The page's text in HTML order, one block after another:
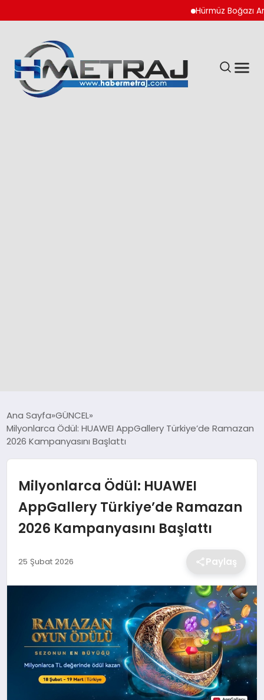
Hürmüz Boğazı
SPOR
DÜNYA
SİYASET
MAGAZİN
TEKNOLOJİ
SAĞLIK
Ana Sayfa GÜNCEL
Milyonlarca Ödül: HUAWEI AppGallery Türkiye’de Ramazan
2026 Kampanyasını Başlattı
Milyonlarca Ödül: HUAWEI
AppGallery Türkiye’de Ramazan
2026 Kampanyasını Başlattı
25 Şubat 2026 Paylaş